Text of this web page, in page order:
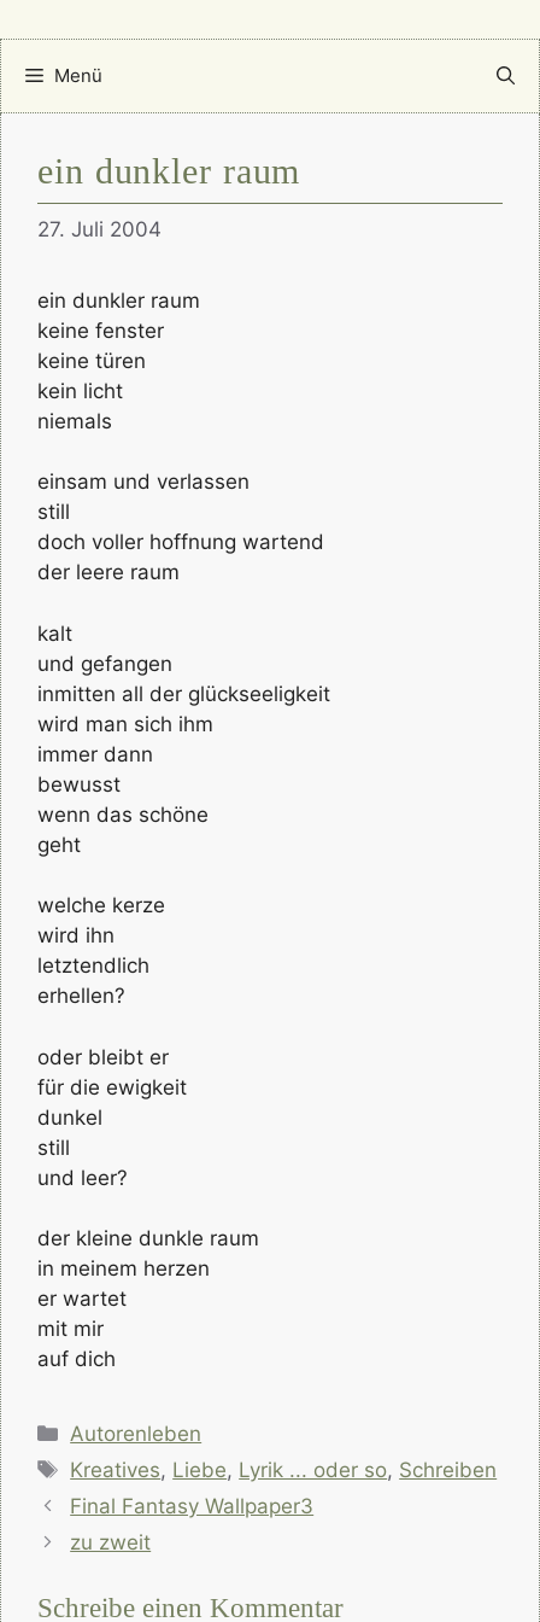
Menü
ein dunkler raum
27. Juli 2004
ein dunkler raum
keine fenster
keine türen
kein licht
niemals
einsam und verlassen
still
doch voller hoffnung wartend
der leere raum
kalt
und gefangen
inmitten all der glückseeligkeit
wird man sich ihm
immer dann
bewusst
wenn das schöne
geht
welche kerze
wird ihn
letztendlich
erhellen?
oder bleibt er
für die ewigkeit
dunkel
still
und leer?
der kleine dunkle raum
in meinem herzen
er wartet
mit mir
auf dich
Kategorien
Autorenleben
Schlagwörter
Kreatives, Liebe, Lyrik ... oder so, Schreiben
Final Fantasy Wallpaper3
zu zweit
Schreibe einen Kommentar